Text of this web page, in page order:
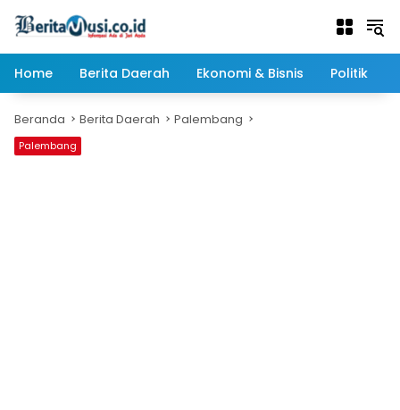
Home
Berita Daerah Ekonomi & Bisnis Politik
Beranda Berita Daerah Palembang
Palembang